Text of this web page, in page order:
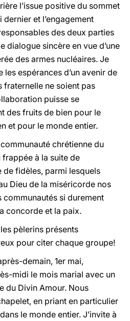
l’issue positive du sommet
et l’engagement
des deux parties
dialogue sincère en vue d’une
des armes nucléaires. Je
les espérances d’un avenir de
fraternelle ne soient pas
puisse se
des fruits de bien pour le
et pour le monde entier.
chrétienne du
à la suite de
de fidèles, parmi lesquels
Dieu de la miséricorde nos
communautés si durement
concorde et la paix.
pèlerins présents
pour citer chaque groupe!
demain, 1er mai,
midi le mois marial avec un
du Divin Amour. Nous
en priant en particulier
le monde entier. J’invite à